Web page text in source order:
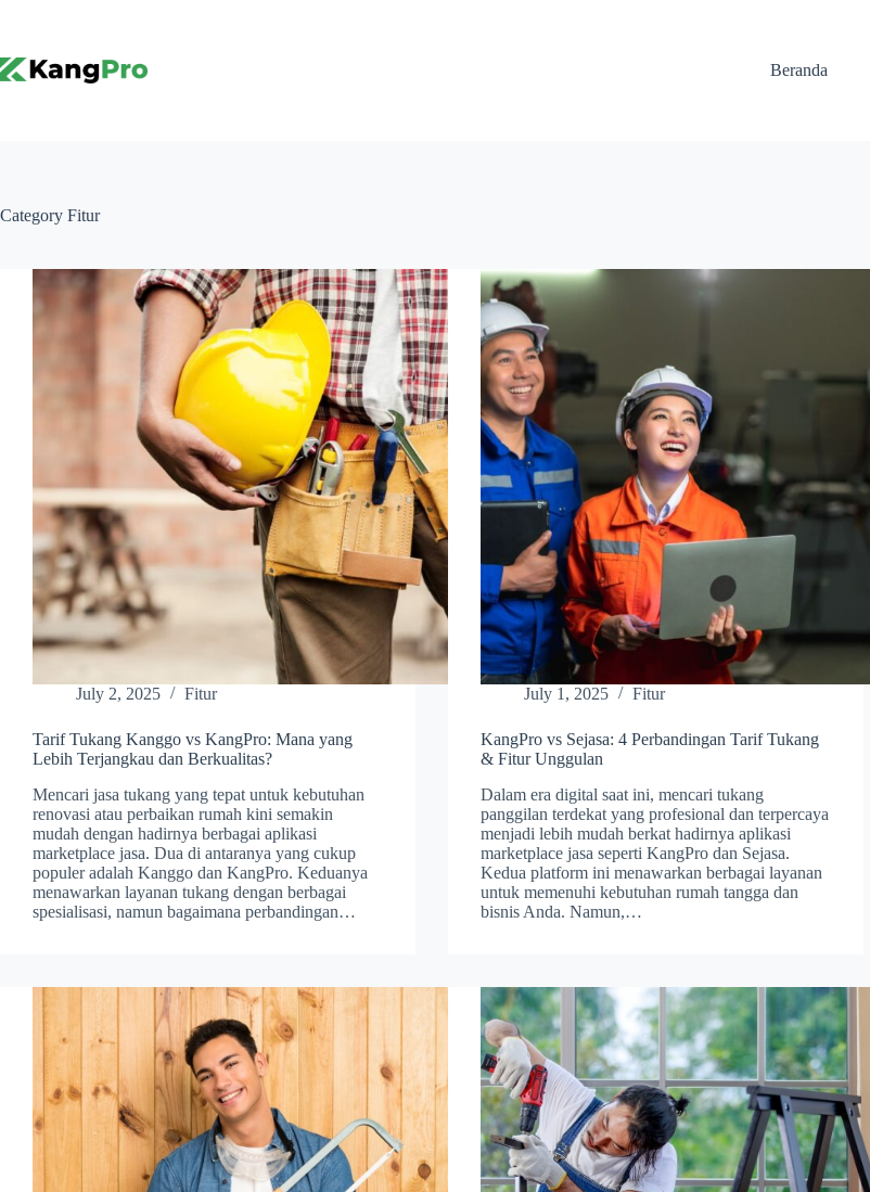
Beranda
Category Fitur
July 2, 2025 Fitur
Tarif Tukang Kanggo vs KangPro: Mana yang
Lebih Terjangkau dan Berkualitas?
Mencari jasa tukang yang tepat untuk kebutuhan
renovasi atau perbaikan rumah kini semakin
mudah dengan hadirnya berbagai aplikasi
marketplace jasa. Dua di antaranya yang cukup
populer adalah Kanggo dan KangPro. Keduanya
menawarkan layanan tukang dengan berbagai
spesialisasi, namun bagaimana perbandingan…
July 1, 2025 Fitur
KangPro vs Sejasa: 4 Perbandingan Tarif Tukang
& Fitur Unggulan
Dalam era digital saat ini, mencari tukang
panggilan terdekat yang profesional dan terpercaya
menjadi lebih mudah berkat hadirnya aplikasi
marketplace jasa seperti KangPro dan Sejasa.
Kedua platform ini menawarkan berbagai layanan
untuk memenuhi kebutuhan rumah tangga dan
bisnis Anda. Namun,…